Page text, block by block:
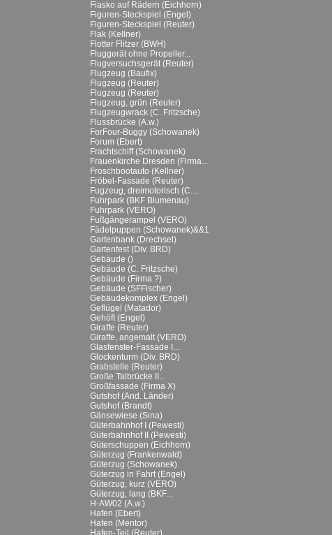
Fiasko auf Rädern (Eichhorn)
Figuren-Steckspiel (Engel)
Figuren-Steckspiel (Reuter)
Flak (Kellner)
Flotter Flitzer (BWH)
Fluggerät ohne Propeller...
Flugversuchsgerät (Reuter)
Flugzeug (Baufix)
Flugzeug (Reuter)
Flugzeug (Reuter)
Flugzeug, grün (Reuter)
Flugzeugwrack (C. Fritzsche)
Flussbrücke (A.w.)
ForFour-Buggy (Schowanek)
Forum (Ebert)
Frachtschiff (Schowanek)
Frauenkirche Dresden (Firma...
Froschbootauto (Kellner)
Fröbel-Fassade (Reuter)
Fugzeug, dreimotorisch (C....
Fuhrpark (BKF Blumenau)
Fuhrpark (VERO)
Fußgängerampel (VERO)
Fädelpuppen (Schowanek)&&1
Gartenbank (Drechsel)
Gartenfest (Div. BRD)
Gebäude ()
Gebäude (C. Fritzsche)
Gebäude (Firma ?)
Gebäude (SFFischer)
Gebäudekomplex (Engel)
Geflügel (Matador)
Gehöft (Engel)
Giraffe (Reuter)
Giraffe, angemalt (VERO)
Glasfenster-Fassade I...
Glockenturm (Div. BRD)
Grabstelle (Reuter)
Große Talbrücke II...
Großfassade (Firma X)
Gutshof (And. Länder)
Gutshof (Brandt)
Gänsewiese (Sina)
Güterbahnhof I (Pewesti)
Güterbahnhof II (Pewesti)
Güterschuppen (Eichhorn)
Güterzug (Frankenwald)
Güterzug (Schowanek)
Güterzug in Fahrt (Engel)
Güterzug, kurz (VERO)
Güterzug, lang (BKF...
H-AW02 (A.w.)
Hafen (Ebert)
Hafen (Mentor)
Hafen-Teil (Reuter)